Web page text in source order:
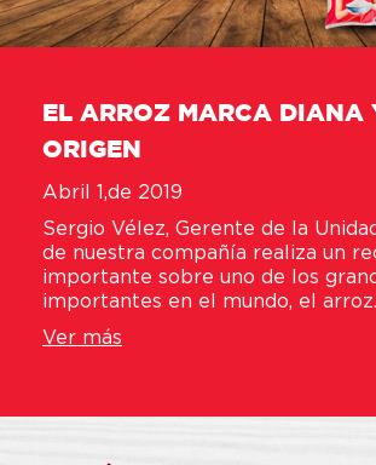
EL ARROZ MARCA DIANA
ORIGEN
Abril 1,de 2019
Sergio Vélez, Gerente de la
de nuestra compañía realiza un
importante sobre uno de los
importantes en el mundo, el arroz.
Ver más